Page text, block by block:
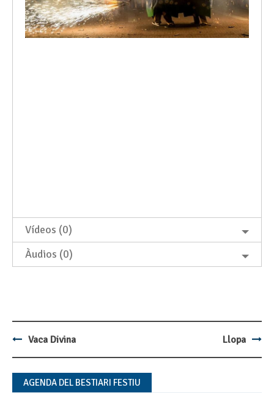
Vídeos (0)
Àudios (0)
Post
navigation
Vaca Divina Llopa
AGENDA DEL BESTIARI FESTIU